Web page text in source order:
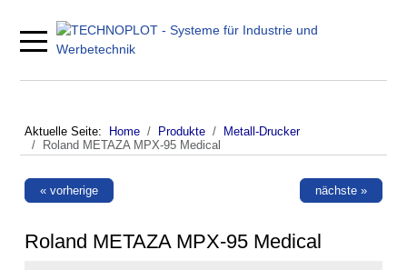
Mobile Menu Toggle
Aktuelle Seite: Home Produkte
Metall-Drucker
Roland METAZA MPX-95 Medical
« vorherige nächste »
Roland METAZA MPX-95 Medical